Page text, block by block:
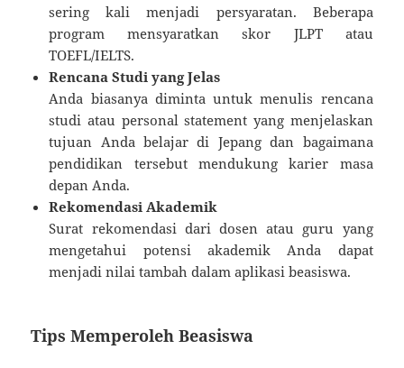
sering kali menjadi persyaratan. Beberapa
program mensyaratkan skor JLPT atau
TOEFL/IELTS.
Rencana Studi yang Jelas
Anda biasanya diminta untuk menulis rencana
studi atau personal statement yang menjelaskan
tujuan Anda belajar di Jepang dan bagaimana
pendidikan tersebut mendukung karier masa
depan Anda.
Rekomendasi Akademik
Surat rekomendasi dari dosen atau guru yang
mengetahui potensi akademik Anda dapat
menjadi nilai tambah dalam aplikasi beasiswa.
Tips Memperoleh Beasiswa